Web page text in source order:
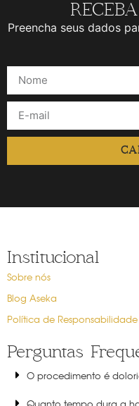
Preencha seus dados
Institucional
Sobre nós
Blog Aseka
Política de
Perguntas
O procedimento é